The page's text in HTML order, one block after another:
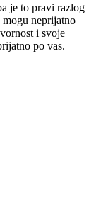
je to pravi razlog
mogu neprijatno
i svoje
po vas.